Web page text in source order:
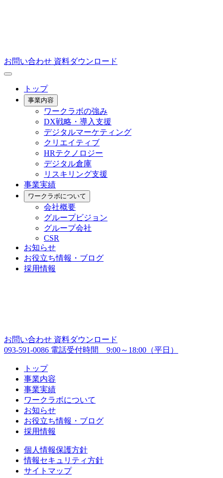
お問い合わせ 資料ダウンロード
トップ
事業内容
ワークラボの強み
DX戦略・導入支援
デジタルマーケティング
クリエイティブ
HRテクノロジー
デジタル倉庫
リスキリング支援
事業実績
ワークラボについて
会社概要
グループビジョン
グループ会社
CSR
お知らせ
お役立ち情報・ブログ
採用情報
お問い合わせ 資料ダウンロード
093-591-0086 電話受付時間 9:00～18:00（平日）
トップ
事業内容
事業実績
ワークラボについて
お知らせ
お役立ち情報・ブログ
採用情報
個人情報保護方針
情報セキュリティ方針
サイトマップ